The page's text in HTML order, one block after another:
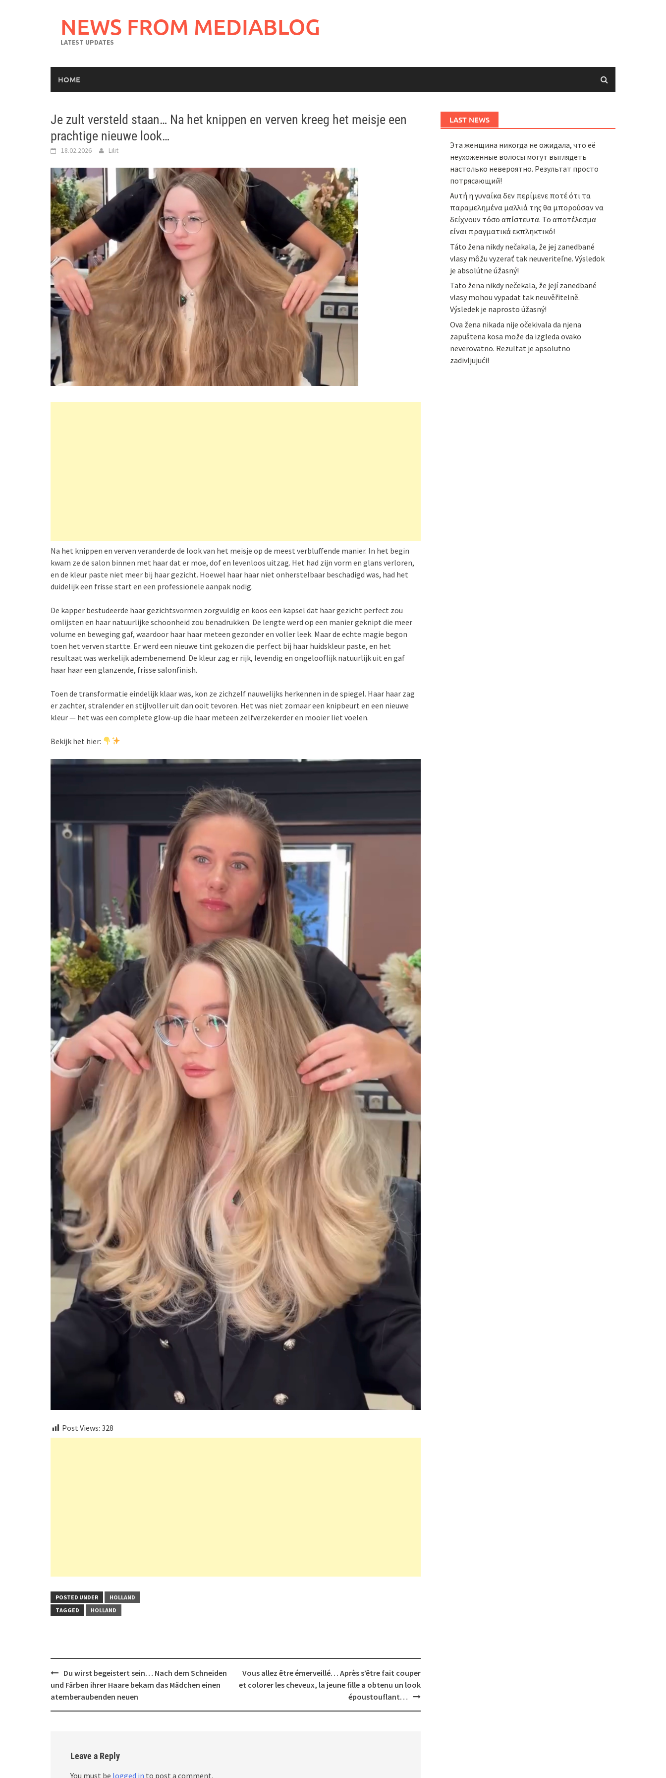
NEWS FROM MEDIABLOG
LATEST UPDATES
HOME
Je zult versteld staan… Na het knippen en verven kreeg het meisje een
prachtige nieuwe look…
18.02.2026 Lilit
Na het knippen en verven veranderde de look van het meisje op de meest verbluffende manier. In het begin
kwam ze de salon binnen met haar dat er moe, dof en levenloos uitzag. Het had zijn vorm en glans verloren,
en de kleur paste niet meer bij haar gezicht. Hoewel haar haar niet onherstelbaar beschadigd was, had het
duidelijk een frisse start en een professionele aanpak nodig.
De kapper bestudeerde haar gezichtsvormen zorgvuldig en koos een kapsel dat haar gezicht perfect zou
omlijsten en haar natuurlijke schoonheid zou benadrukken. De lengte werd op een manier geknipt die meer
volume en beweging gaf, waardoor haar haar meteen gezonder en voller leek. Maar de echte magie begon
toen het verven startte. Er werd een nieuwe tint gekozen die perfect bij haar huidskleur paste, en het
resultaat was werkelijk adembenemend. De kleur zag er rijk, levendig en ongelooflijk natuurlijk uit en gaf
haar haar een glanzende, frisse salonfinish.
Toen de transformatie eindelijk klaar was, kon ze zichzelf nauwelijks herkennen in de spiegel. Haar haar zag
er zachter, stralender en stijlvoller uit dan ooit tevoren. Het was niet zomaar een knipbeurt en een nieuwe
kleur — het was een complete glow-up die haar meteen zelfverzekerder en mooier liet voelen.
Bekijk het hier:
Post Views: 328
POSTED UNDER
HOLLAND
TAGGED
HOLLAND
Post
navigation
Du wirst begeistert sein… Nach dem Schneiden
und Färben ihrer Haare bekam das Mädchen einen
atemberaubenden neuen
Vous allez être émerveillé… Après s’être fait couper
et colorer les cheveux, la jeune fille a obtenu un look
époustouflant…
Leave a Reply
You must be logged in to post a comment.
LAST NEWS
Эта женщина никогда не ожидала, что её
неухоженные волосы могут выглядеть
настолько невероятно. Результат просто
потрясающий!
Αυτή η γυναίκα δεν περίμενε ποτέ ότι τα
παραμελημένα μαλλιά της θα μπορούσαν να
δείχνουν τόσο απίστευτα. Το αποτέλεσμα
είναι πραγματικά εκπληκτικό!
Táto žena nikdy nečakala, že jej zanedbané
vlasy môžu vyzerať tak neuveriteľne. Výsledok
je absolútne úžasný!
Tato žena nikdy nečekala, že její zanedbané
vlasy mohou vypadat tak neuvěřitelně.
Výsledek je naprosto úžasný!
Ova žena nikada nije očekivala da njena
zapuštena kosa može da izgleda ovako
neverovatno. Rezultat je apsolutno
zadivljujući!